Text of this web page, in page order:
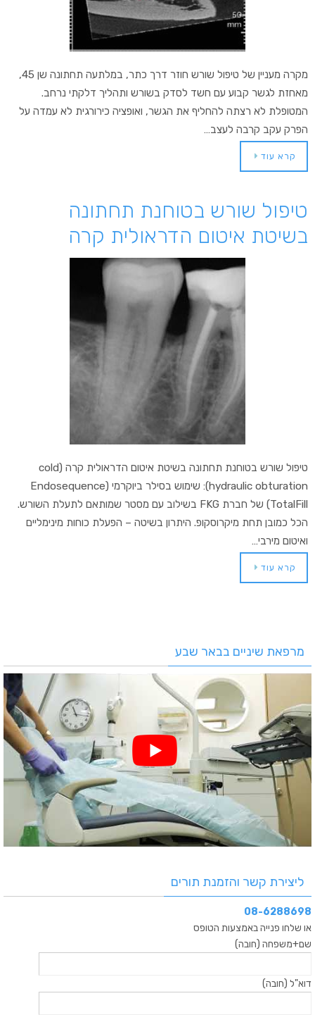
מקרה מעניין של טיפול שורש חוזר דרך כתר, במלתעה תחתונה שן 45,
מאחזת לגשר קבוע עם חשד לסדק בשורש ותהליך דלקתי נרחב.
המטופלת לא רצתה להחליף את הגשר, ואופציה כירורגית לא עמדה על
הפרק עקב קרבה לעצב…
קרא עוד
טיפול שורש בטוחנת תחתונה
בשיטת איטום הדראולית קרה
טיפול שורש בטוחנת תחתונה בשיטת איטום הדראולית קרה (cold
hydraulic obturation): שימוש בסילר ביוקרמי (Endosequence
TotalFill) של חברת FKG בשילוב עם מסטר שמותאם לתעלת השורש.
הכל כמובן תחת מיקרוסקופ. היתרון בשיטה – הפעלת כוחות מינימליים
ואיטום מירבי…
קרא עוד
מרפאת שיניים בבאר שבע
ליצירת קשר והזמנת תורים
08-6288698
או שלחו פנייה באמצעות הטופס
שם+משפחה (חובה)
דוא"ל (חובה)